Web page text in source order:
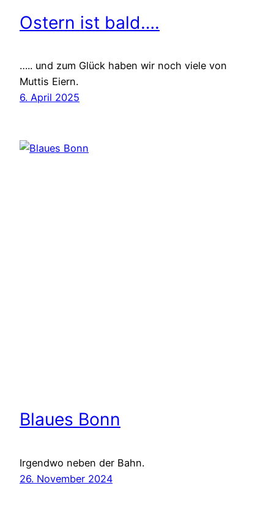
Ostern ist bald….
….. und zum Glück haben wir noch viele von
Muttis Eiern.
6. April 2025
Blaues Bonn
Irgendwo neben der Bahn.
26. November 2024